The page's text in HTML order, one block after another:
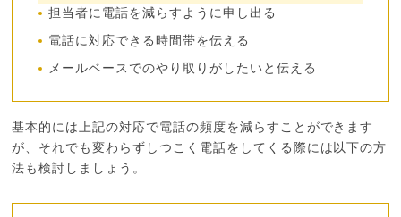
担当者に電話を減らすように申し出る
電話に対応できる時間帯を伝える
メールベースでのやり取りがしたいと伝える
基本的には上記の対応で電話の頻度を減らすことができます
が、それでも変わらずしつこく電話をしてくる際には以下の方
法も検討しましょう。